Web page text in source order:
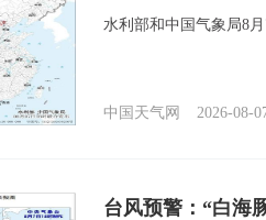
水利部和中国气象局8
中国天气网 2026-08-
台风预警：“白海